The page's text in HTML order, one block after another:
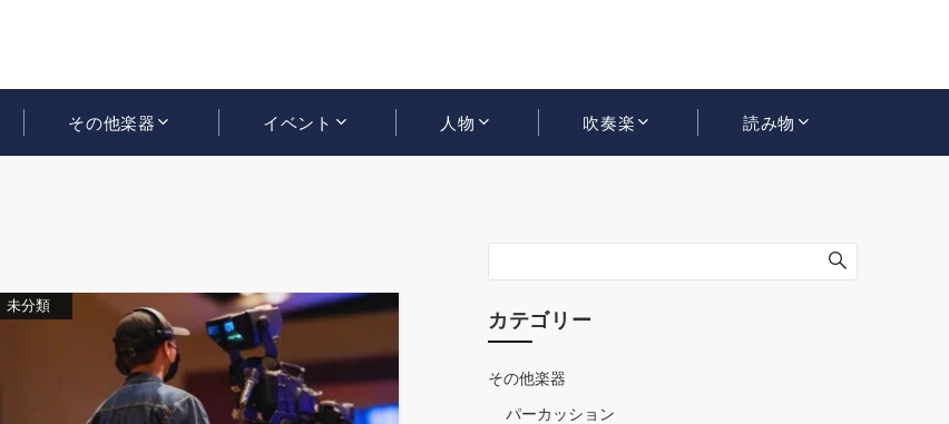
その他楽器 イベント 人物 吹奏楽 読み物
未分類
カテゴリー
その他楽器
パーカッション